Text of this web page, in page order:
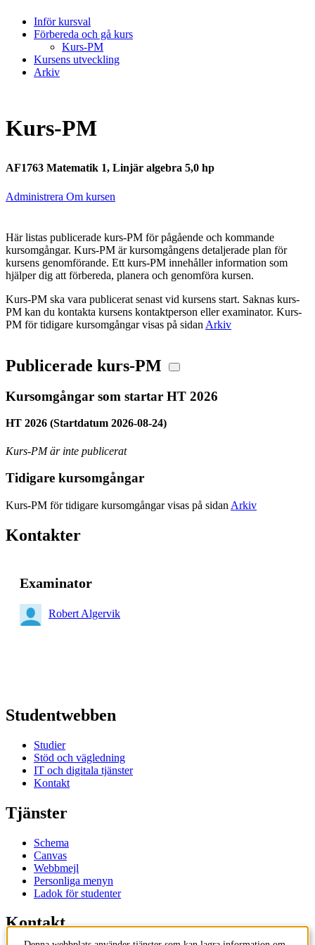
Inför kursval
Förbereda och gå kurs
Kurs-PM
Kursens utveckling
Arkiv
Kurs-PM
AF1763 Matematik 1, Linjär algebra 5,0 hp
Administrera Om kursen
Här listas publicerade kurs-PM för pågående och kommande
kursomgångar. Kurs-PM är kursomgångens detaljerade plan för
kursens genomförande. Ett kurs-PM innehåller information som
hjälper dig att förbereda, planera och genomföra kursen.
Kurs-PM ska vara publicerat senast vid kursens start. Saknas kurs-
PM kan du kontakta kursens kontaktperson eller examinator. Kurs-
PM för tidigare kursomgångar visas på sidan Arkiv
Publicerade kurs-PM
Kursomgångar som startar HT 2026
HT 2026 (Startdatum 2026-08-24)
Kurs-PM är inte publicerat
Tidigare kursomgångar
Kurs-PM för tidigare kursomgångar visas på sidan Arkiv
Kontakter
Examinator
Robert Algervik
Studentwebben
Studier
Stöd och vägledning
IT och digitala tjänster
Kontakt
Tjänster
Schema
Canvas
Webbmejl
Personliga menyn
Ladok för studenter
Kontakt